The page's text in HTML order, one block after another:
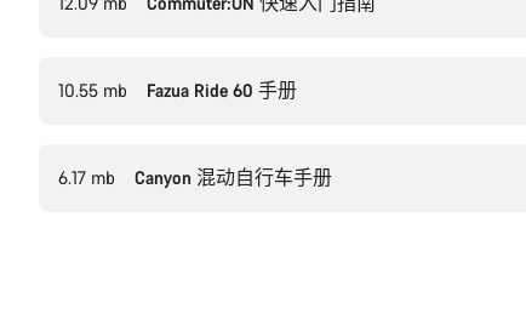
10.55 mb Fazua Ride 60 手册
6.17 mb Canyon 混动自行车手册